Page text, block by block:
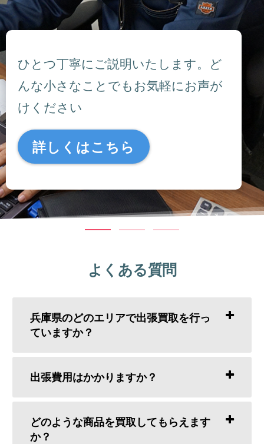
ひとつ丁寧にご説明いたします。ど
んな小さなことでもお気軽にお声が
けください
詳しくはこちら
よくある質問
兵庫県のどのエリアで出張買取を行っ
ていますか？
出張費用はかかりますか？
どのような商品を買取してもらえます
か？